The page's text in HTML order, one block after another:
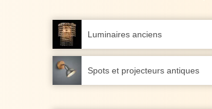
Luminaires anciens
Spots et projecteurs antiques